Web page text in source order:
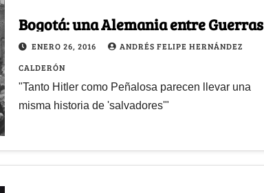
Bogotá: una Alemania entre Guerras
ENERO 26, 2016
ANDRÉS FELIPE HERNÁNDEZ
CALDERÓN
"Tanto Hitler como Peñalosa parecen llevar una
misma historia de 'salvadores'"